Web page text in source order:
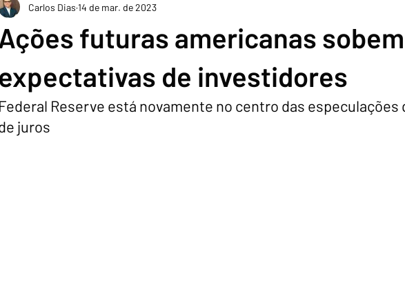
Mercados
futuras americanas
expectativas de investidores
Carlos Dias 14 de mar. de 2023
Federal Reserve está novamente no centro das especulações
juros